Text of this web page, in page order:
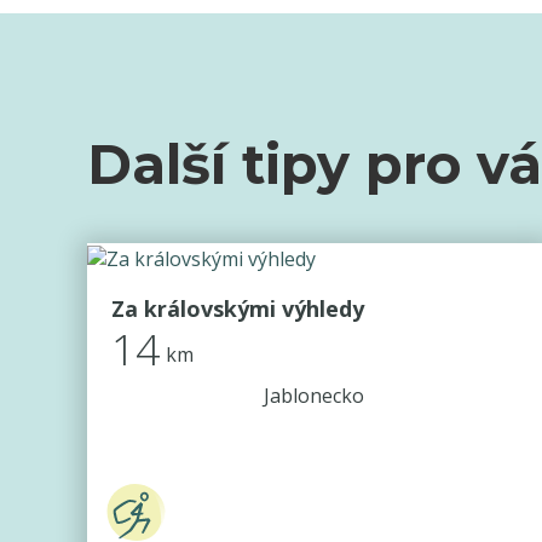
Další tipy pro
Za královskými výhledy
14 km
Jablonecko